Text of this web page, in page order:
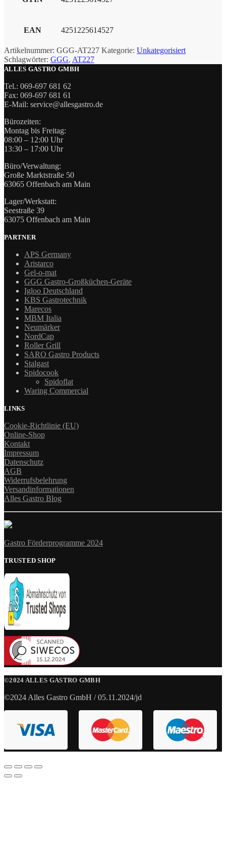
EAN 4251225614527
Artikelnummer: GGG-AT227 Kategorie: Unkategorisiert
Schlagwörter: GGG, AT227
ALLES GASTRO GMBH
Tel.: 069-697 681 62
Fax: 069-697 681 61
E-Mail: service@allesgastro.de
Bürozeiten:
Montag bis Freitag:
08:00 – 12:00 Uhr
13:30 – 17:00 Uhr
Büro/Verwaltung:
Große Marktstraße 50
63065 Offenbach am Main
Lager/Werkstatt:
Seestraße 39
63075 Offenbach am Main
PARTNER
APS Germany
Aristarco
Gel-o-mat
GGG Gastro-Großküchen-Geräte
Igloo Deutschland
KBS Gastrotechnik
Marecos
MBM Italia
Neumärker
NordCap
Roller Grill
SARO Gastro Products
Stalgast
Spidocook
Spidoflat
Waring Commercial
LINKS
Cookie-Richtlinie (EU)
Online-Shop
Kontakt
Impressum
Datenschutz
AGB
Widerrufsbelehrung
Versandinformationen
Alles Gastro Blog
Gastro Förderprogramme 2024
TRUSTED SHOP
©2024 ALLES GASTRO GMBH
©2024 Alles Gastro GmbH / 05.11.2024/jd